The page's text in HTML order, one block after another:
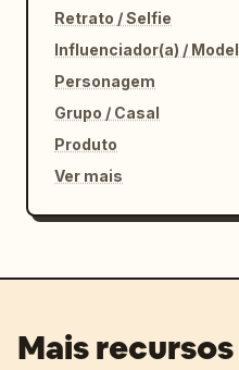
Retrato / Selfie
Influenciador(a) /
Personagem
Grupo / Casal
Produto
Ver mais
Mais